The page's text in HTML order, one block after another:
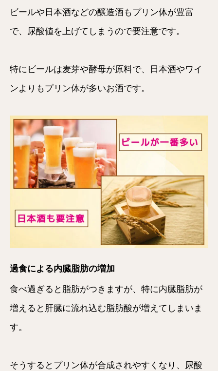
ビールや日本酒などの醸造酒もプリン体が豊富
で、尿酸値を上げてしまうので要注意です。
特にビールは麦芽や酵母が原料で、日本酒やワイ
ンよりもプリン体が多いお酒です。
過食による内臓脂肪の増加
食べ過ぎると脂肪がつきますが、特に内臓脂肪が
増えると肝臓に流れ込む脂肪酸が増えてしまいま
す。
そうするとプリン体が合成されやすくなり、尿酸